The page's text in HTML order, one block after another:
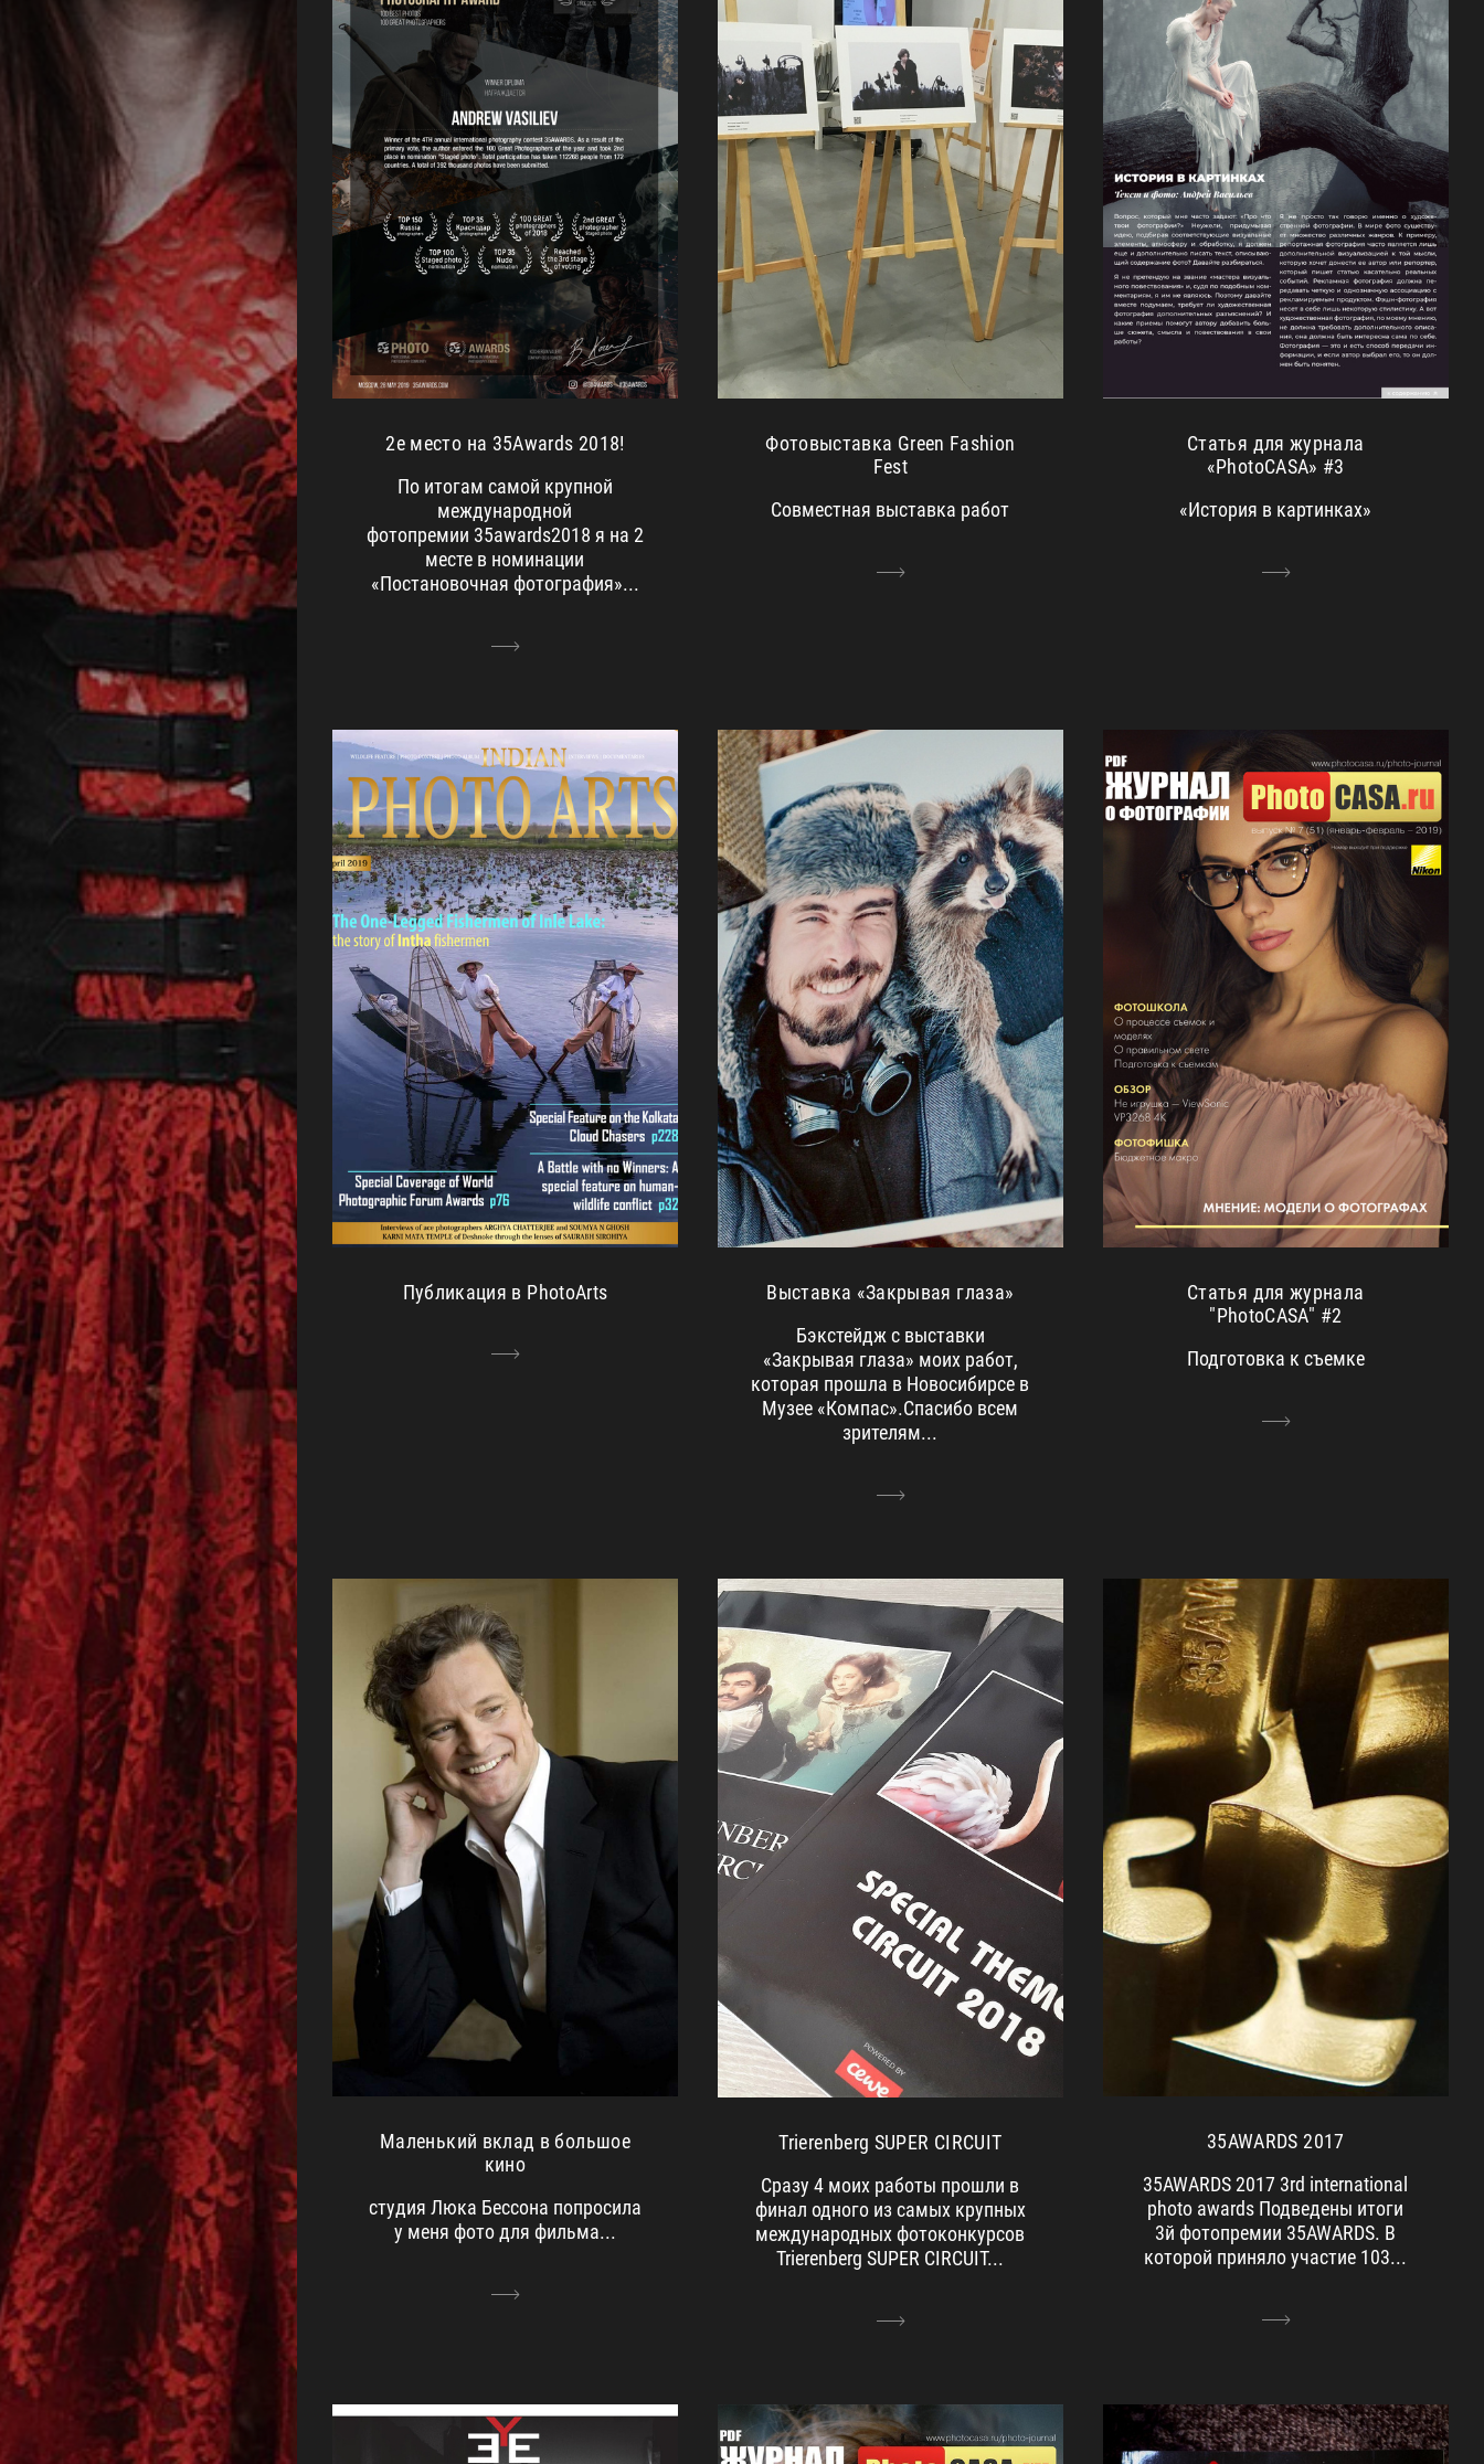
2е место на 35Awards 2018!
По итогам самой крупной
международной
фотопремии 35awards2018 я на 2
месте в номинации
«Постановочная фотография»...
Фотовыставка Green Fashion
Fest
Совместная выставка работ
Статья для журнала
«PhotoCASA» #3
«История в картинках»
Публикация в PhotoArts
Выставка «Закрывая глаза»
Бэкстейдж с выставки
«Закрывая глаза» моих работ,
которая прошла в Новосибирсе в
Музее «Компас».Спасибо всем
зрителям...
Статья для журнала
"PhotoCASA" #2
Подготовка к съемке
Маленький вклад в большое
кино
студия Люка Бессона попросила
у меня фото для фильма...
Trierenberg SUPER CIRCUIT
Сразу 4 моих работы прошли в
финал одного из самых крупных
международных фотоконкурсов
Trierenberg SUPER CIRCUIT...
35AWARDS 2017
35AWARDS 2017 3rd international
photo awards Подведены итоги
3й фотопремии 35AWARDS. В
которой приняло участие 103...